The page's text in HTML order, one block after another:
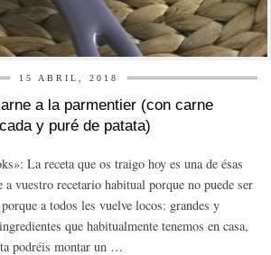
15 ABRIL, 2018
a la parmentier (con carne
y puré de patata)
La receta que os traigo hoy es una de ésas
a vuestro recetario habitual porque no puede ser
a todos les vuelve locos: grandes y
que habitualmente tenemos en casa,
podréis montar un …